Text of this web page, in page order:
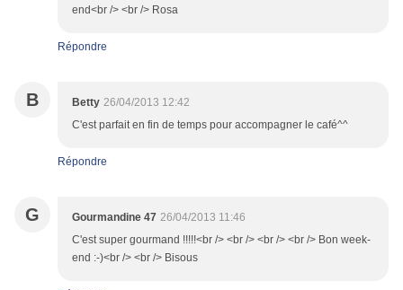
end<br /> <br /> Rosa
Répondre
B Betty 26/04/2013 12:42
C'est parfait en fin de temps pour accompagner le café^^
Répondre
G Gourmandine 47 26/04/2013 11:46
C'est super gourmand !!!!!<br /> <br /> <br /> <br /> Bon week-
end :-)<br /> <br /> Bisous